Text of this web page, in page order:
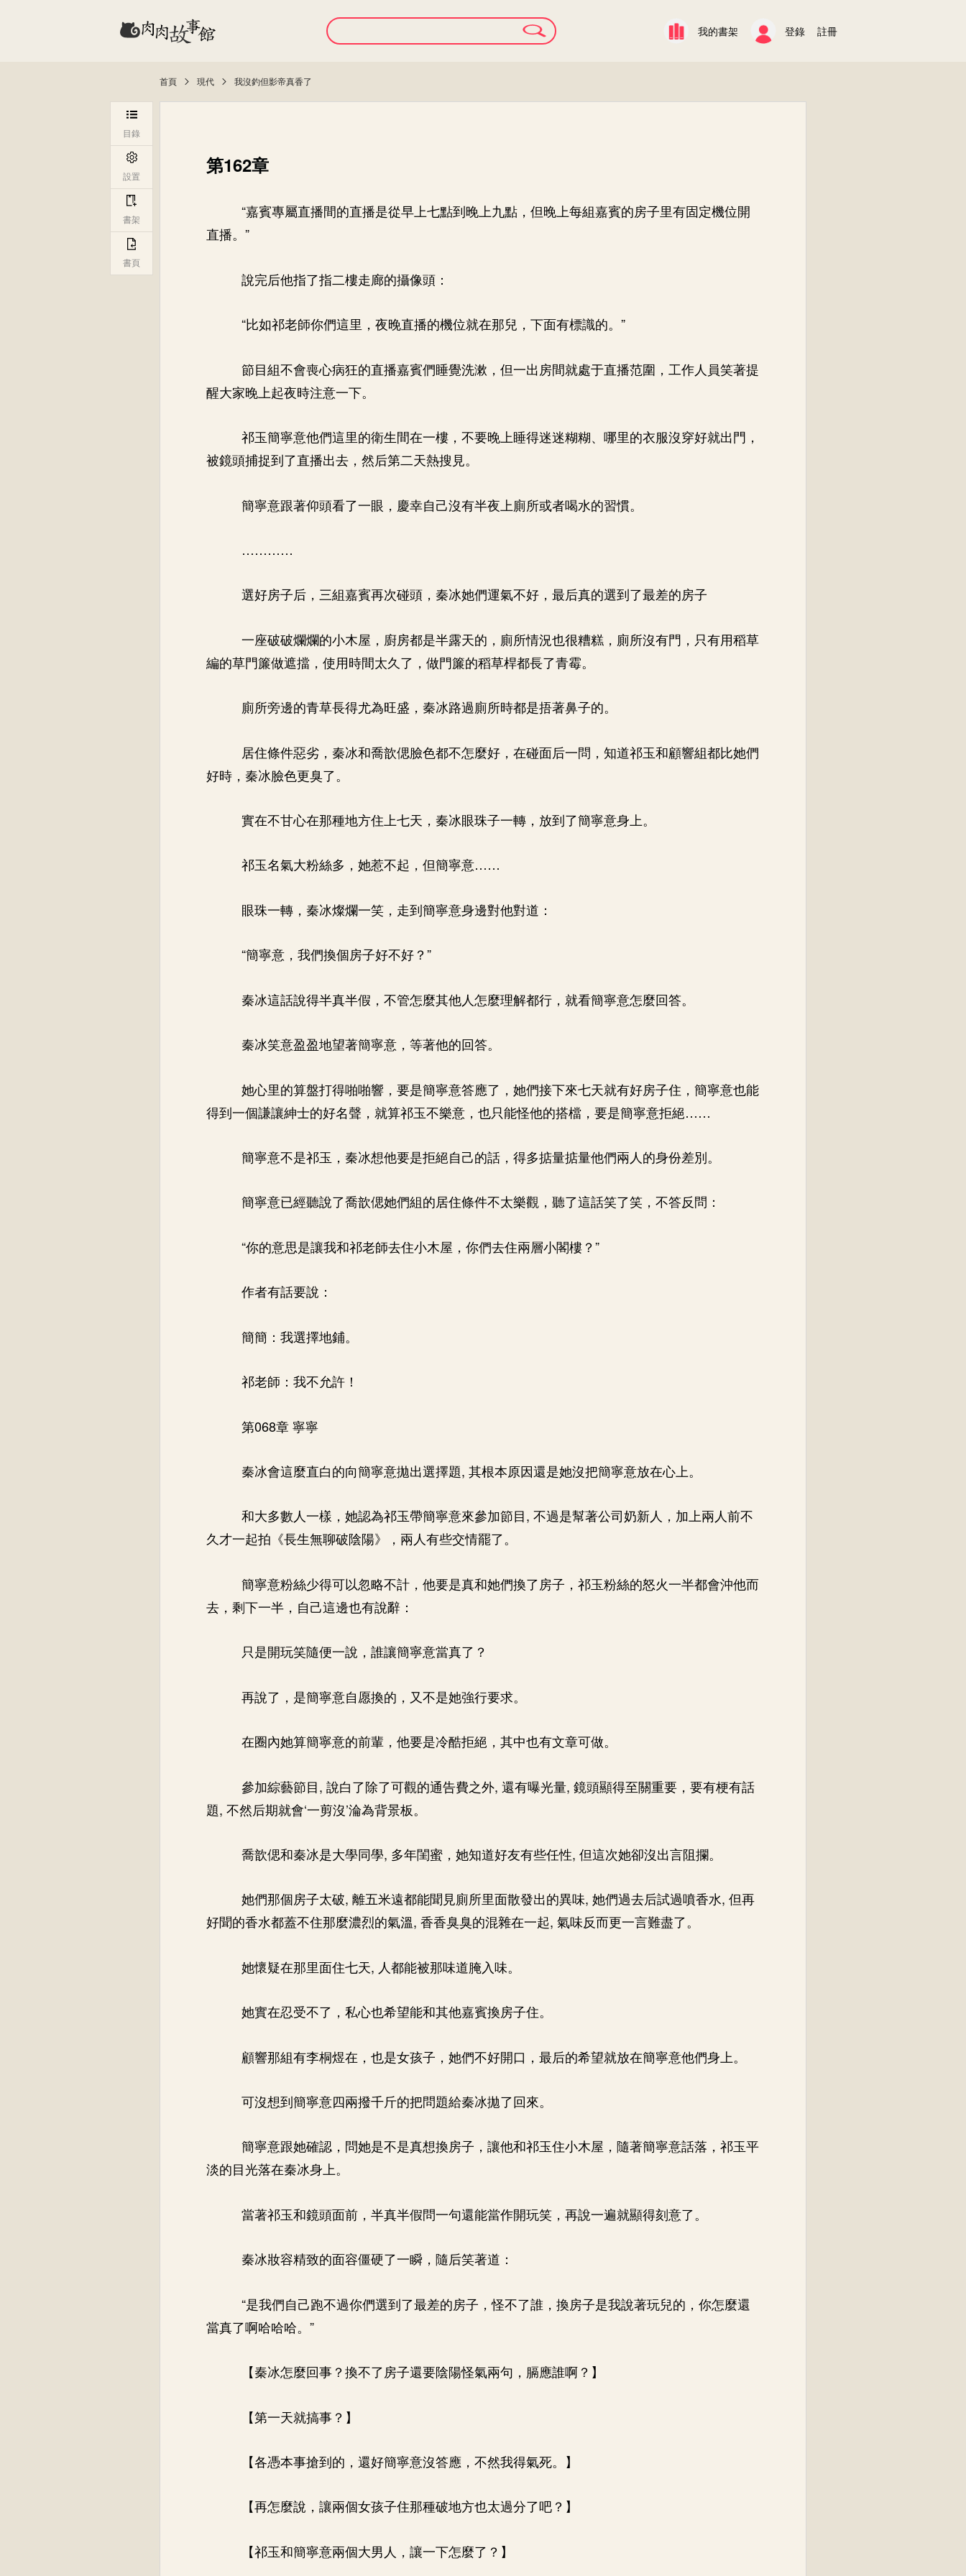
我的書架 登錄 註冊
首頁 現代 我沒釣但影帝真香了
目錄
設置
書架
書頁
第162章
“嘉賓專屬直播間的直播是從早上七點到晚上九點，但晚上每組嘉賓的房子里有固定機位開
直播。”
說完后他指了指二樓走廊的攝像頭：
“比如祁老師你們這里，夜晚直播的機位就在那兒，下面有標識的。”
節目組不會喪心病狂的直播嘉賓們睡覺洗漱，但一出房間就處于直播范圍，工作人員笑著提
醒大家晚上起夜時注意一下。
祁玉簡寧意他們這里的衛生間在一樓，不要晚上睡得迷迷糊糊、哪里的衣服沒穿好就出門，
被鏡頭捕捉到了直播出去，然后第二天熱搜見。
簡寧意跟著仰頭看了一眼，慶幸自己沒有半夜上廁所或者喝水的習慣。
…………
選好房子后，三組嘉賓再次碰頭，秦冰她們運氣不好，最后真的選到了最差的房子
一座破破爛爛的小木屋，廚房都是半露天的，廁所情況也很糟糕，廁所沒有門，只有用稻草
編的草門簾做遮擋，使用時間太久了，做門簾的稻草桿都長了青霉。
廁所旁邊的青草長得尤為旺盛，秦冰路過廁所時都是捂著鼻子的。
居住條件惡劣，秦冰和喬歆偲臉色都不怎麼好，在碰面后一問，知道祁玉和顧響組都比她們
好時，秦冰臉色更臭了。
實在不甘心在那種地方住上七天，秦冰眼珠子一轉，放到了簡寧意身上。
祁玉名氣大粉絲多，她惹不起，但簡寧意……
眼珠一轉，秦冰燦爛一笑，走到簡寧意身邊對他對道：
“簡寧意，我們換個房子好不好？”
秦冰這話說得半真半假，不管怎麼其他人怎麼理解都行，就看簡寧意怎麼回答。
秦冰笑意盈盈地望著簡寧意，等著他的回答。
她心里的算盤打得啪啪響，要是簡寧意答應了，她們接下來七天就有好房子住，簡寧意也能
得到一個謙讓紳士的好名聲，就算祁玉不樂意，也只能怪他的搭檔，要是簡寧意拒絕……
簡寧意不是祁玉，秦冰想他要是拒絕自己的話，得多掂量掂量他們兩人的身份差別。
簡寧意已經聽說了喬歆偲她們組的居住條件不太樂觀，聽了這話笑了笑，不答反問：
“你的意思是讓我和祁老師去住小木屋，你們去住兩層小閣樓？”
作者有話要說：
簡簡：我選擇地鋪。
祁老師：我不允許！
第068章 寧寧
秦冰會這麼直白的向簡寧意拋出選擇題, 其根本原因還是她沒把簡寧意放在心上。
和大多數人一樣，她認為祁玉帶簡寧意來參加節目, 不過是幫著公司奶新人，加上兩人前不
久才一起拍《長生無聊破陰陽》，兩人有些交情罷了。
簡寧意粉絲少得可以忽略不計，他要是真和她們換了房子，祁玉粉絲的怒火一半都會沖他而
去，剩下一半，自己這邊也有說辭：
只是開玩笑隨便一說，誰讓簡寧意當真了？
再說了，是簡寧意自愿換的，又不是她強行要求。
在圈內她算簡寧意的前輩，他要是冷酷拒絕，其中也有文章可做。
參加綜藝節目, 說白了除了可觀的通告費之外, 還有曝光量, 鏡頭顯得至關重要，要有梗有話
題, 不然后期就會‘一剪沒’淪為背景板。
喬歆偲和秦冰是大學同學, 多年閨蜜，她知道好友有些任性, 但這次她卻沒出言阻攔。
她們那個房子太破, 離五米遠都能聞見廁所里面散發出的異味, 她們過去后試過噴香水, 但再
好聞的香水都蓋不住那麼濃烈的氣溫, 香香臭臭的混雜在一起, 氣味反而更一言難盡了。
她懷疑在那里面住七天, 人都能被那味道腌入味。
她實在忍受不了，私心也希望能和其他嘉賓換房子住。
顧響那組有李桐煜在，也是女孩子，她們不好開口，最后的希望就放在簡寧意他們身上。
可沒想到簡寧意四兩撥千斤的把問題給秦冰拋了回來。
簡寧意跟她確認，問她是不是真想換房子，讓他和祁玉住小木屋，隨著簡寧意話落，祁玉平
淡的目光落在秦冰身上。
當著祁玉和鏡頭面前，半真半假問一句還能當作開玩笑，再說一遍就顯得刻意了。
秦冰妝容精致的面容僵硬了一瞬，隨后笑著道：
“是我們自己跑不過你們選到了最差的房子，怪不了誰，換房子是我說著玩兒的，你怎麼還
當真了啊哈哈哈。”
【秦冰怎麼回事？換不了房子還要陰陽怪氣兩句，膈應誰啊？】
【第一天就搞事？】
【各憑本事搶到的，還好簡寧意沒答應，不然我得氣死。】
【再怎麼說，讓兩個女孩子住那種破地方也太過分了吧？】
【祁玉和簡寧意兩個大男人，讓一下怎麼了？】